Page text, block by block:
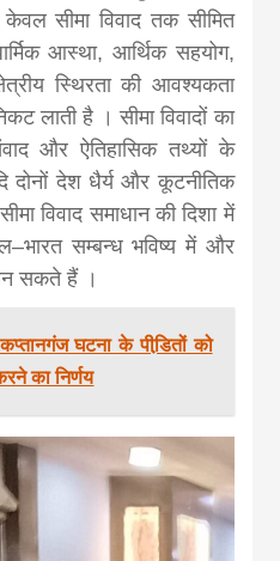
सीमा विवाद तक सीमित
आस्था, आर्थिक सहयोग,
स्थिरता की आवश्यकता
लाती है । सीमा विवादों का
और ऐतिहासिक तथ्यों के
दोनों देश धैर्य और कूटनीतिक
विवाद समाधान की दिशा में
सम्बन्ध भविष्य में और
सकते हैं ।
कप्तानगंज घटना के पीडि़तों को
का निर्णय